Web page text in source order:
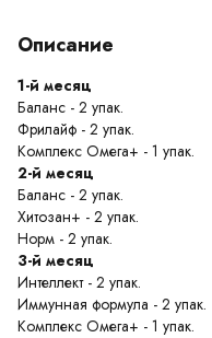
Описание
1-й месяц
Баланс - 2 упак.
Фрилайф - 2 упак.
Комплекс Омега+ - 1 упак.
2-й месяц
Баланс - 2 упак.
Хитозан+ - 2 упак.
Норм - 2 упак.
3-й месяц
Интеллект - 2 упак.
Иммунная формула - 2 упак.
Комплекс Омега+ - 1 упак.